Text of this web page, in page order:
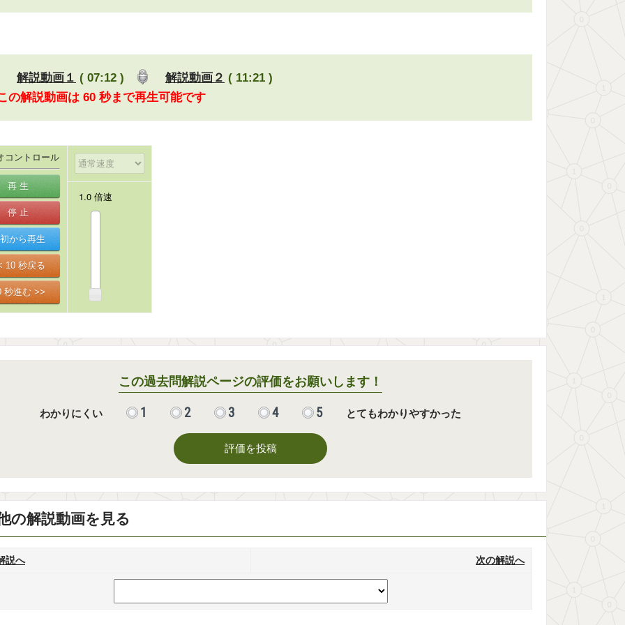
解説動画１ ( 07:12 ) 解説動画２ ( 11:21 )
の解説動画は 60 秒まで再生可能です
コントロール
この過去問解説ページの評価をお願いします！
わかりにくい 1 2 3 4 5 とてもわかりやすかった
評価を投稿
の解説動画を見る
説へ 次の解説へ